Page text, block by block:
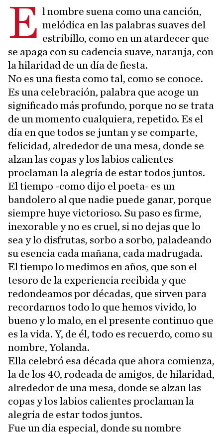
E l nombre suena como una canción,
melódica en las palabras suaves del
estribillo, como en un atardecer que
se apaga con su cadencia suave, naranja, con
la hilaridad de un día de fiesta.
No es una fiesta como tal, como se conoce.
Es una celebración, palabra que acoge un
significado más profundo, porque no se trata
de un momento cualquiera, repetido. Es el
día en que todos se juntan y se comparte,
felicidad, alrededor de una mesa, donde se
alzan las copas y los labios calientes
proclaman la alegría de estar todos juntos.
El tiempo -como dijo el poeta- es un
bandolero al que nadie puede ganar, porque
siempre huye victorioso. Su paso es firme,
inexorable y no es cruel, si no dejas que lo
sea y lo disfrutas, sorbo a sorbo, paladeando
su esencia cada mañana, cada madrugada.
El tiempo lo medimos en años, que son el
tesoro de la experiencia recibida y que
redondeamos por décadas, que sirven para
recordarnos todo lo que hemos vivido, lo
bueno y lo malo, en el presente continuo que
es la vida. Y, de él, todo es recuerdo, como su
nombre, Yolanda.
Ella celebró esa década que ahora comienza,
la de los 40, rodeada de amigos, de hilaridad,
alrededor de una mesa, donde se alzan las
copas y los labios calientes proclaman la
alegría de estar todos juntos.
Fue un día especial, donde su nombre